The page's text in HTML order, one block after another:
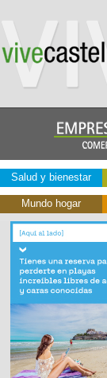
Salud y bienestar
Mundo hogar